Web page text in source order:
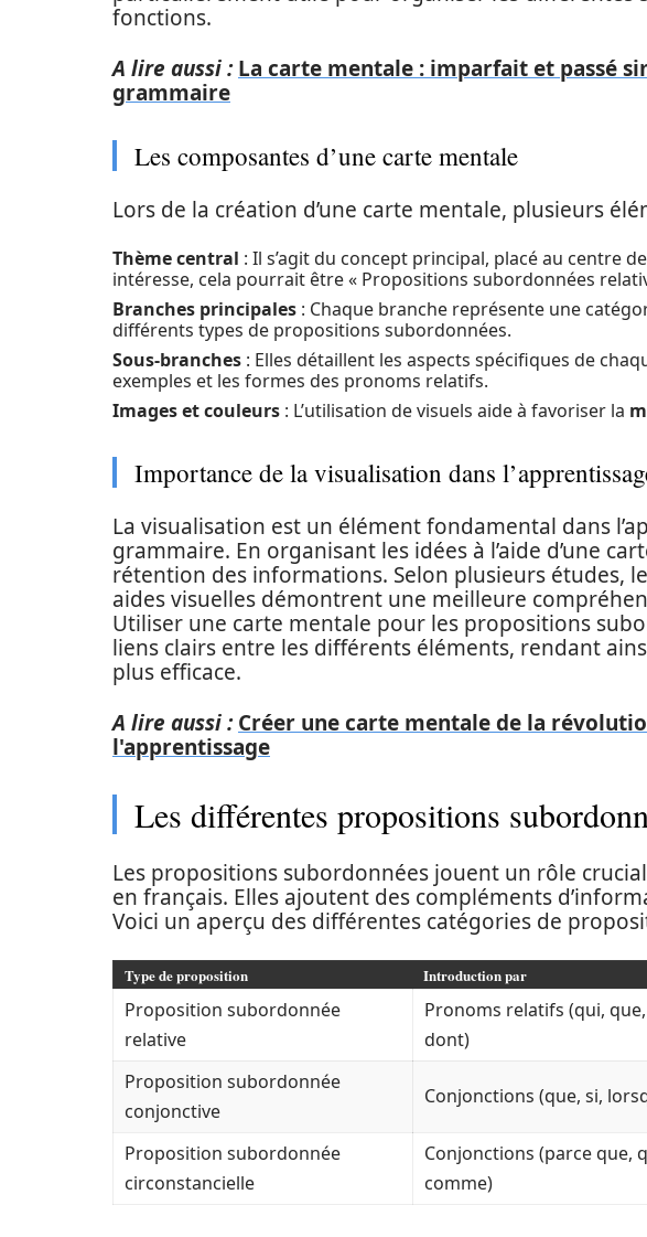
fonctions.
A lire aussi : La carte mentale : imparfait et passé
grammaire
Les composantes d’une carte mentale
Lors de la création d’une carte mentale, plusieurs
Thème central : Il s’agit du concept principal, placé au centre
intéresse, cela pourrait être « Propositions subordonnées
Branches principales : Chaque branche représente une
différents types de propositions subordonnées.
Sous-branches : Elles détaillent les aspects spécifiques de
exemples et les formes des pronoms relatifs.
Images et couleurs : L’utilisation de visuels aide à favoriser la
Importance de la visualisation dans
La visualisation est un élément fondamental dans
grammaire. En organisant les idées à l’aide d’une
rétention des informations. Selon plusieurs études,
aides visuelles démontrent une meilleure
Utiliser une carte mentale pour les propositions
liens clairs entre les différents éléments, rendant
plus efficace.
A lire aussi : Créer une carte mentale de la
l'apprentissage
Les différentes propositions
Les propositions subordonnées jouent un rôle
en français. Elles ajoutent des compléments
Voici un aperçu des différentes catégories de
Type de proposition Introduction par
Proposition subordonnée
relative
Pronoms relatifs (qui,
dont)
Proposition subordonnée
conjonctive
Conjonctions (que, si,
Proposition subordonnée
circonstancielle
Conjonctions (parce que,
comme)